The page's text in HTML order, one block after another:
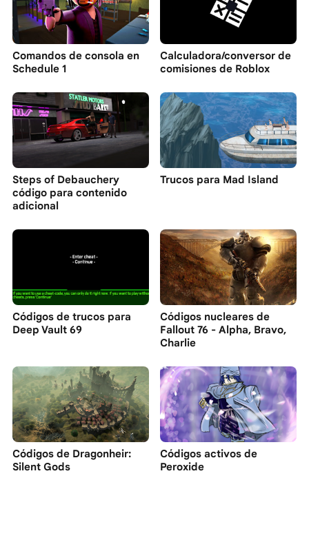
Comandos de consola en
Schedule 1
Calculadora/conversor de
comisiones de Roblox
Steps of Debauchery
código para contenido
adicional
Trucos para Mad Island
Códigos de trucos para
Deep Vault 69
Códigos nucleares de
Fallout 76 - Alpha, Bravo,
Charlie
Códigos de Dragonheir:
Silent Gods
Códigos activos de
Peroxide